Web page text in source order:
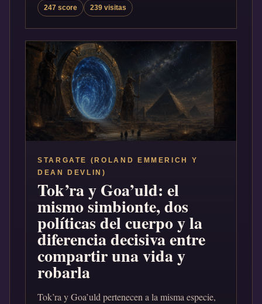
247 score 239 visitas
STARGATE (ROLAND EMMERICH Y
DEAN DEVLIN)
Tok’ra y Goa’uld: el
mismo simbionte, dos
políticas del cuerpo y la
diferencia decisiva entre
compartir una vida y
robarla
Tok’ra y Goa’uld pertenecen a la misma especie,